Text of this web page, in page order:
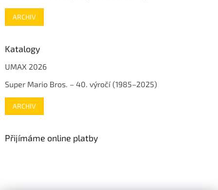
ARCHIV
Katalogy
UMAX 2026
Super Mario Bros. – 40. výročí (1985–2025)
ARCHIV
Přijímáme online platby